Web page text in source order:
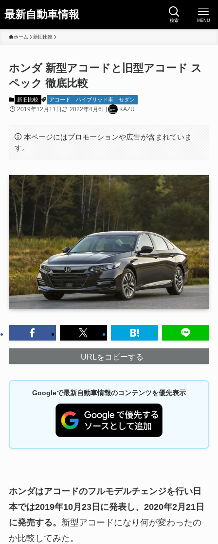
最新自動車情報 検索 MENU
ホーム 新旧比較
ホンダ 新型アコードと旧型アコード ス
ペック 徹底比較
新旧比較 アコード ハイブリッド車 セダン
2019年12月11日 2022年4月6日 KAZU
本ページにはプロモーションや広告が含まれていま
す。
URLをコピーする
Googleで最新自動車情報のコンテンツを優先表示
ホンダはアコードのフルモデルチェンジを行い日
本では2019年10月23日に発表し、2020年2月21日
に発売する。 新型アコードになり何が変わったの
か比較してみた。